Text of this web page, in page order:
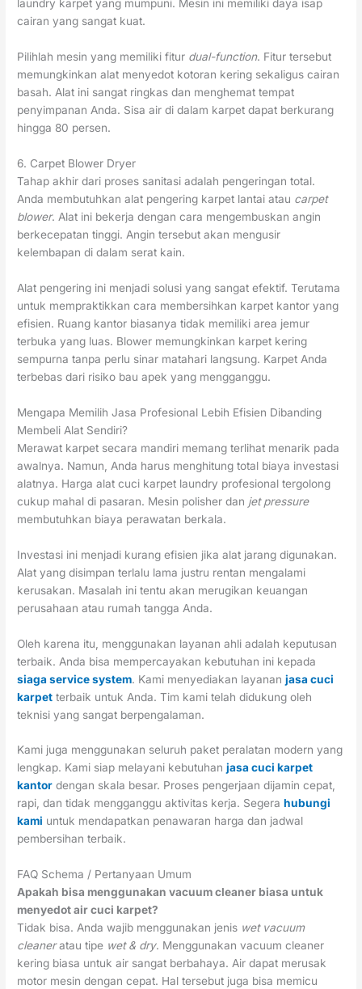
laundry karpet yang mumpuni. Mesin ini memiliki daya isap
cairan yang sangat kuat.
Pilihlah mesin yang memiliki fitur dual-function. Fitur tersebut
memungkinkan alat menyedot kotoran kering sekaligus cairan
basah. Alat ini sangat ringkas dan menghemat tempat
penyimpanan Anda. Sisa air di dalam karpet dapat berkurang
hingga 80 persen.
6. Carpet Blower Dryer
Tahap akhir dari proses sanitasi adalah pengeringan total.
Anda membutuhkan alat pengering karpet lantai atau carpet
blower. Alat ini bekerja dengan cara mengembuskan angin
berkecepatan tinggi. Angin tersebut akan mengusir
kelembapan di dalam serat kain.
Alat pengering ini menjadi solusi yang sangat efektif. Terutama
untuk mempraktikkan cara membersihkan karpet kantor yang
efisien. Ruang kantor biasanya tidak memiliki area jemur
terbuka yang luas. Blower memungkinkan karpet kering
sempurna tanpa perlu sinar matahari langsung. Karpet Anda
terbebas dari risiko bau apek yang mengganggu.
Mengapa Memilih Jasa Profesional Lebih Efisien Dibanding
Membeli Alat Sendiri?
Merawat karpet secara mandiri memang terlihat menarik pada
awalnya. Namun, Anda harus menghitung total biaya investasi
alatnya. Harga alat cuci karpet laundry profesional tergolong
cukup mahal di pasaran. Mesin polisher dan jet pressure
membutuhkan biaya perawatan berkala.
Investasi ini menjadi kurang efisien jika alat jarang digunakan.
Alat yang disimpan terlalu lama justru rentan mengalami
kerusakan. Masalah ini tentu akan merugikan keuangan
perusahaan atau rumah tangga Anda.
Oleh karena itu, menggunakan layanan ahli adalah keputusan
terbaik. Anda bisa mempercayakan kebutuhan ini kepada
siaga service system. Kami menyediakan layananjasa cuci
karpet terbaik untuk Anda. Tim kami telah didukung oleh
teknisi yang sangat berpengalaman.
Kami juga menggunakan seluruh paket peralatan modern yang
lengkap. Kami siap melayani kebutuhanjasa cuci karpet
kantor dengan skala besar. Proses pengerjaan dijamin cepat,
rapi, dan tidak mengganggu aktivitas kerja. Segerahubungi
kami untuk mendapatkan penawaran harga dan jadwal
pembersihan terbaik.
FAQ Schema / Pertanyaan Umum
Apakah bisa menggunakan vacuum cleaner biasa untuk
menyedot air cuci karpet?
Tidak bisa. Anda wajib menggunakan jenis wet vacuum
cleaneratau tipe wet & dry. Menggunakan vacuum cleaner
kering biasa untuk air sangat berbahaya. Air dapat merusak
motor mesin dengan cepat. Hal tersebut juga bisa memicu